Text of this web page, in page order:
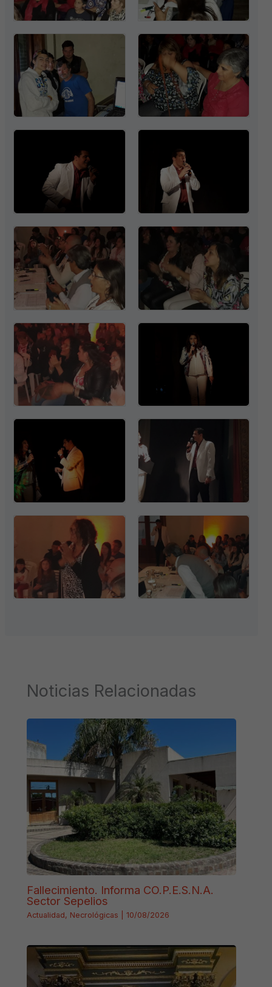
Noticias Relacionadas
Fallecimiento. Informa CO.P.E.S.N.A.
Sector Sepelios
Actualidad, Necrológicas |10/08/2026